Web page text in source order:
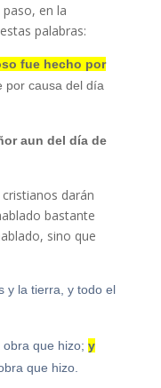
en la
palabras:
fue hecho por
por causa del día
aun del día de
darán
bastante
sino que
y la tierra, y todo el
que hizo; y
que hizo.